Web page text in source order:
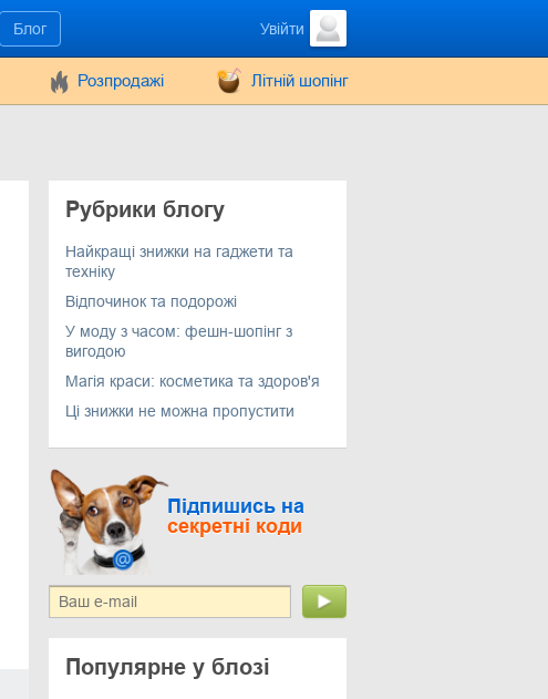
Блог Увійти
Розпродажі Літній шопінг
Рубрики блогу
Найкращі знижки на гаджети та
техніку
Відпочинок та подорожі
У моду з часом: фешн-шопінг з
вигодою
Магія краси: косметика та здоров'я
Ці знижки не можна пропустити
Підпишись на
секретні коди
Популярне у блозі